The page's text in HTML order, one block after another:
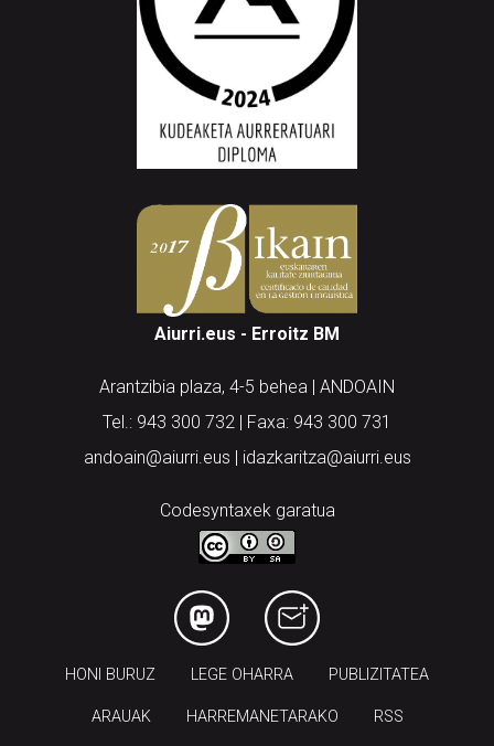
Aiurri.eus - Erroitz BM
Arantzibia plaza, 4-5 behea | ANDOAIN
Tel.: 943 300 732 | Faxa: 943 300 731
andoain@aiurri.eus | idazkaritza@aiurri.eus
Codesyntaxek garatua
HONI BURUZ LEGE OHARRA PUBLIZITATEA
ARAUAK HARREMANETARAKO RSS